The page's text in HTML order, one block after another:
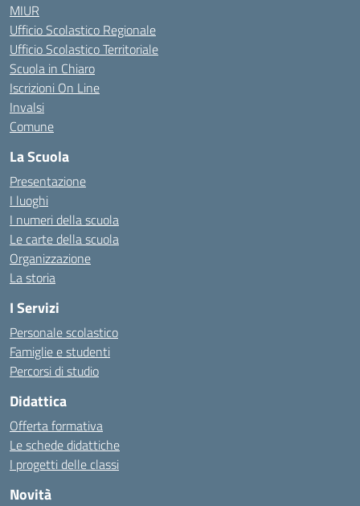
MIUR
Ufficio Scolastico Regionale
Ufficio Scolastico Territoriale
Scuola in Chiaro
Iscrizioni On Line
Invalsi
Comune
La Scuola
Presentazione
I luoghi
I numeri della scuola
Le carte della scuola
Organizzazione
La storia
I Servizi
Personale scolastico
Famiglie e studenti
Percorsi di studio
Didattica
Offerta formativa
Le schede didattiche
I progetti delle classi
Novità